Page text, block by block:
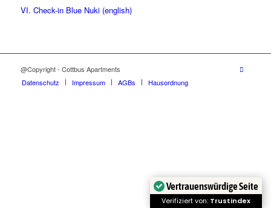
VI. Check-in Blue Nuki (english)
@Copyright - Cottbus Apartments
Datenschutz
Impressum AGBs Hausordnung
Vertrauenswürdige Seite
Verifiziert von: Trustindex